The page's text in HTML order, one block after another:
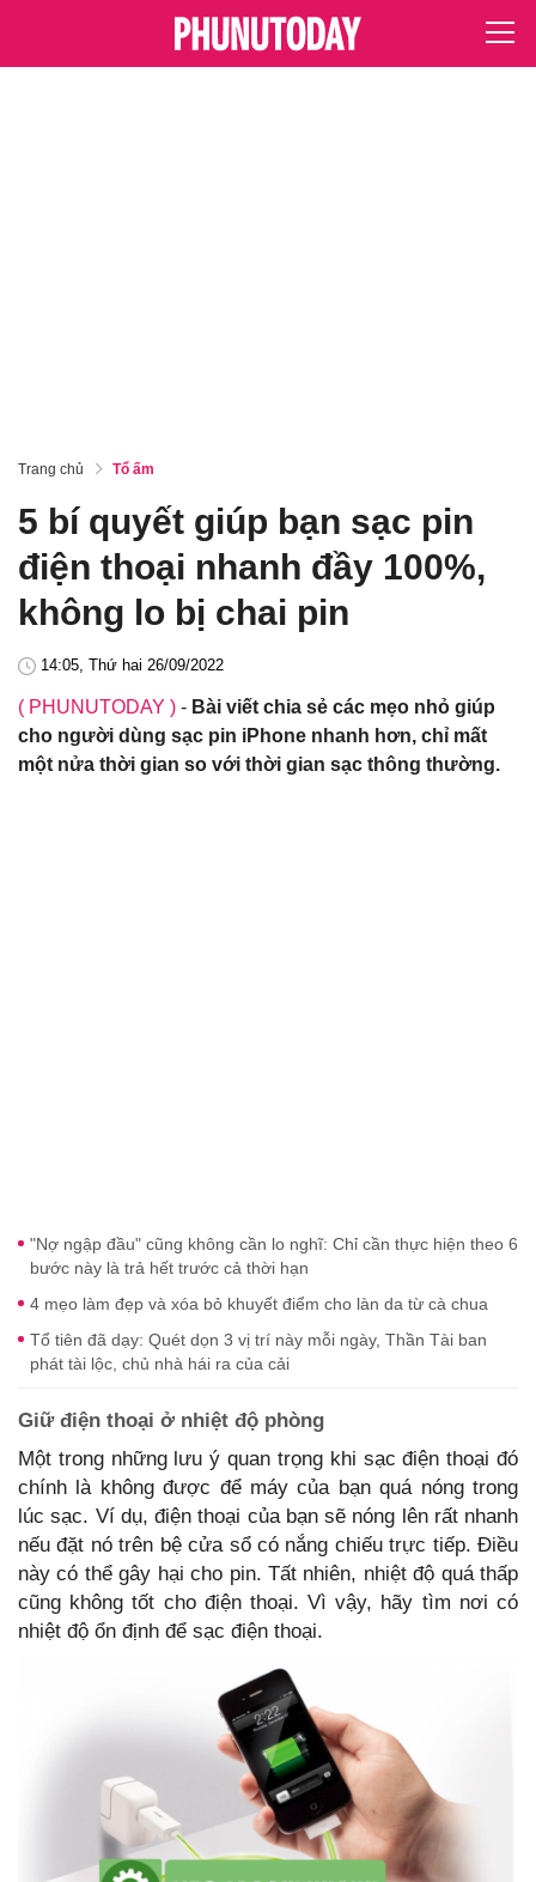
Trang chủ Tổ ấm
5 bí quyết giúp bạn sạc pin
điện thoại nhanh đầy 100%,
không lo bị chai pin
14:05, Thứ hai 26/09/2022
( PHUNUTODAY ) - Bài viết chia sẻ các mẹo nhỏ giúp
cho người dùng sạc pin iPhone nhanh hơn, chỉ mất
một nửa thời gian so với thời gian sạc thông thường.
"Nợ ngập đầu" cũng không cần lo nghĩ: Chỉ cần thực hiện theo 6
bước này là trả hết trước cả thời hạn
4 mẹo làm đẹp và xóa bỏ khuyết điểm cho làn da từ cà chua
Tổ tiên đã dạy: Quét dọn 3 vị trí này mỗi ngày, Thần Tài ban
phát tài lộc, chủ nhà hái ra của cải
Giữ điện thoại ở nhiệt độ phòng
Một trong những lưu ý quan trọng khi sạc điện thoại đó
chính là không được để máy của bạn quá nóng trong
lúc sạc. Ví dụ, điện thoại của bạn sẽ nóng lên rất nhanh
nếu đặt nó trên bệ cửa sổ có nắng chiếu trực tiếp. Điều
này có thể gây hại cho pin. Tất nhiên, nhiệt độ quá thấp
cũng không tốt cho điện thoại. Vì vậy, hãy tìm nơi có
nhiệt độ ổn định để sạc điện thoại.